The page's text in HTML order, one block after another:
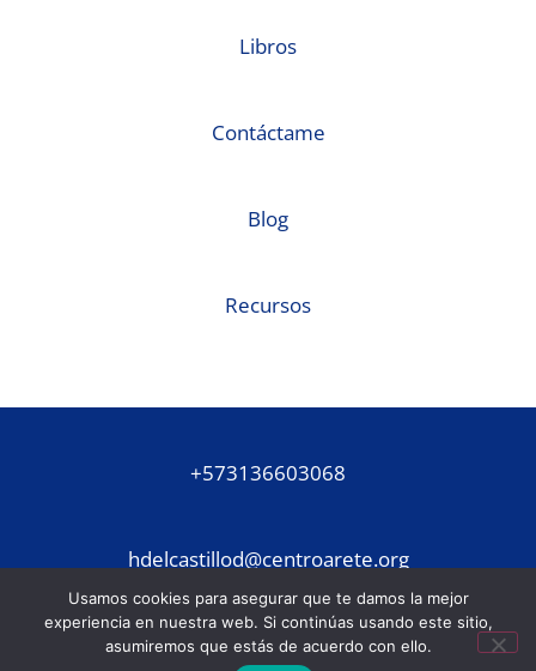
Libros
Contáctame
Blog
Recursos
+573136603068
hdelcastillod@centroarete.org
Usamos cookies para asegurar que te damos la mejor
experiencia en nuestra web. Si continúas usando este sitio,
asumiremos que estás de acuerdo con ello.